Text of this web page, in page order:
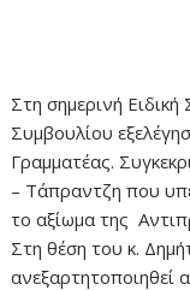
Στη σημερινή
Συμβουλίου
Γραμματέας.
– Τάπραντζη που
το αξίωμα της
Στη θέση του κ.
ανεξαρτητοποιηθεί